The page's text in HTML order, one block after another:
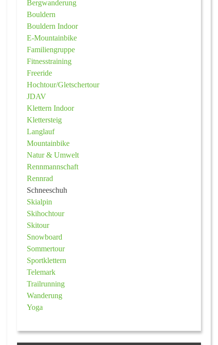
Bergwanderung
Bouldern
Bouldern Indoor
E-Mountainbike
Familiengruppe
Fitnesstraining
Freeride
Hochtour/Gletschertour
JDAV
Klettern Indoor
Klettersteig
Langlauf
Mountainbike
Natur & Umwelt
Rennmannschaft
Rennrad
Schneeschuh
Skialpin
Skihochtour
Skitour
Snowboard
Sommertour
Sportklettern
Telemark
Trailrunning
Wanderung
Yoga